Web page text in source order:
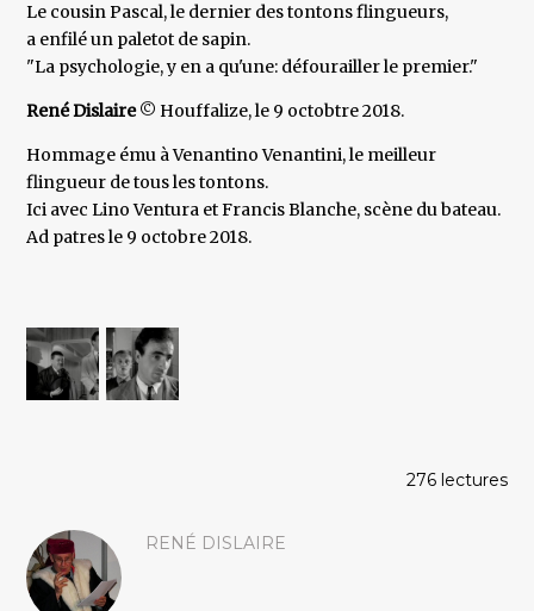
Le cousin Pascal, le dernier des tontons flingueurs,
a enfilé un paletot de sapin.
"La psychologie, y en a qu'une: défourailler le premier."
René Dislaire© Houffalize, le 9 octobtre 2018.
Hommage ému à Venantino Venantini, le meilleur
flingueur de tous les tontons.
Ici avec Lino Ventura et Francis Blanche, scène du bateau.
Ad patres le 9 octobre 2018.
276 lectures
RENÉ DISLAIRE